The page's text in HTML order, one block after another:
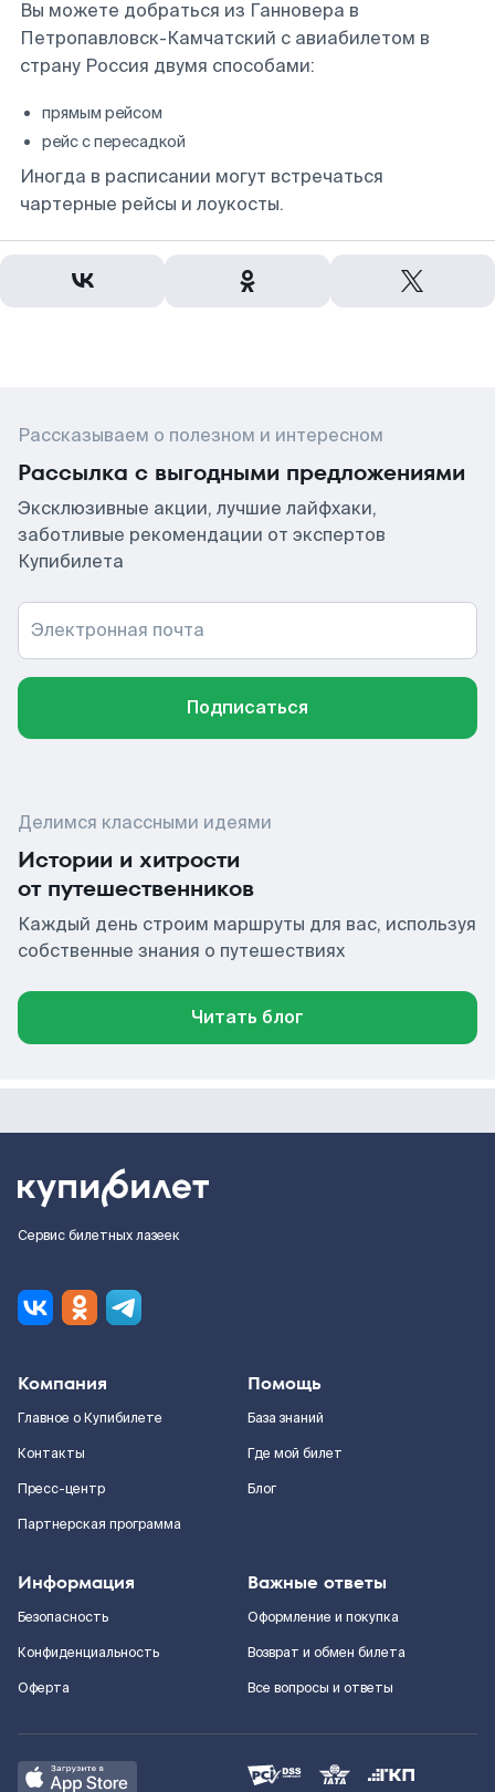
Вы можете добраться из Ганновера в
Петропавловск-Камчатский с авиабилетом в
страну Россия двумя способами:
прямым рейсом
рейс с пересадкой
Иногда в расписании могут встречаться
чартерные рейсы и лоукосты.
Рассказываем о полезном и интересном
Рассылка с выгодными предложениями
Эксклюзивные акции, лучшие лайфхаки,
заботливые рекомендации от экспертов
Купибилета
Электронная почта
Подписаться
Делимся классными идеями
Истории и хитрости
от путешественников
Каждый день строим маршруты для вас, используя
собственные знания о путешествиях
Читать блог
Сервис билетных лазеек
Компания
Главное о Купибилете
Контакты
Пресс-центр
Партнерская программа
Помощь
База знаний
Где мой билет
Блог
Информация
Безопасность
Конфиденциальность
Оферта
Важные ответы
Оформление и покупка
Возврат и обмен билета
Все вопросы и ответы